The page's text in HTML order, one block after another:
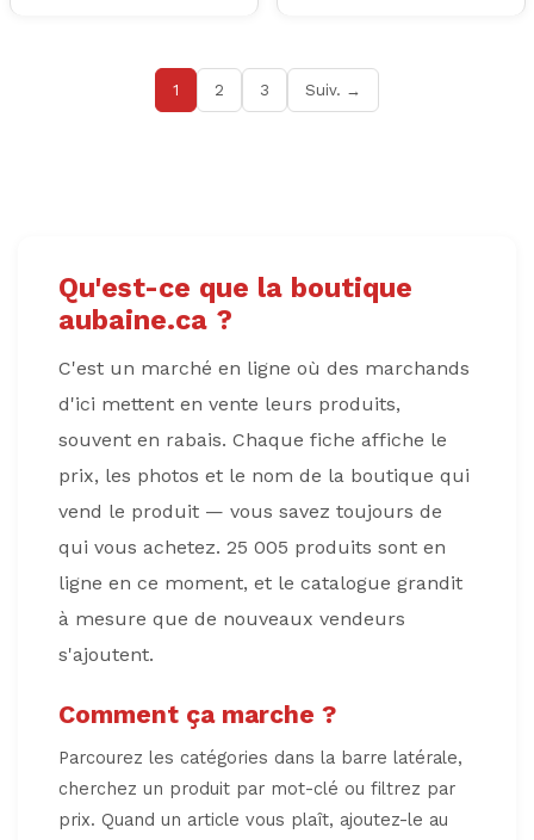
1 2 3 Suiv. →
Qu'est-ce que la boutique
aubaine.ca ?
C'est un marché en ligne où des marchands
d'ici mettent en vente leurs produits,
souvent en rabais. Chaque fiche affiche le
prix, les photos et le nom de la boutique qui
vend le produit — vous savez toujours de
qui vous achetez. 25 005 produits sont en
ligne en ce moment, et le catalogue grandit
à mesure que de nouveaux vendeurs
s'ajoutent.
Comment ça marche ?
Parcourez les catégories dans la barre latérale,
cherchez un produit par mot-clé ou filtrez par
prix. Quand un article vous plaît, ajoutez-le au